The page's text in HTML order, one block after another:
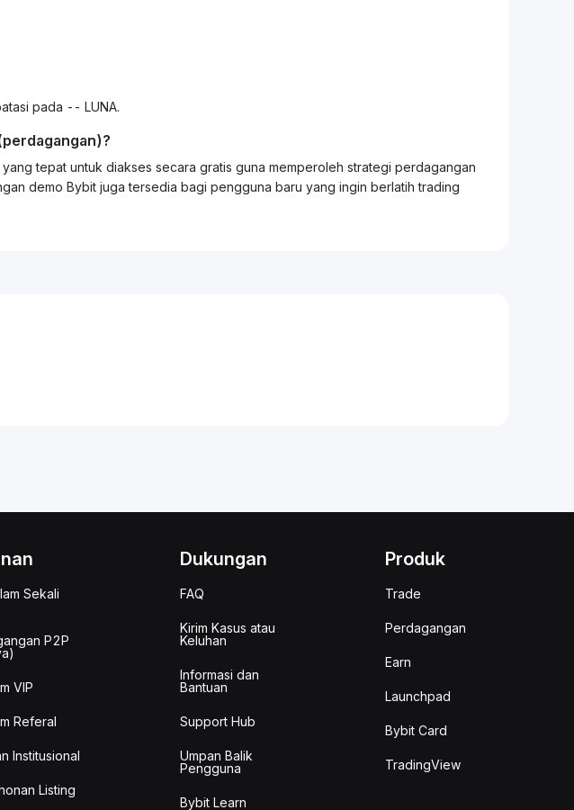
pada -- LUNA.
tepat untuk diakses secara gratis guna memperoleh strategi perdagangan
demo Bybit juga tersedia bagi pengguna baru yang ingin berlatihtrading
Sekali
P2P
VIP
Referal
Institusional
Listing
Dukungan
FAQ
Kirim Kasus atau
Keluhan
Informasi dan
Bantuan
Support Hub
Umpan Balik
Pengguna
Bybit Learn
Produk
Trade
Perdagangan
Earn
Launchpad
Bybit Card
TradingView